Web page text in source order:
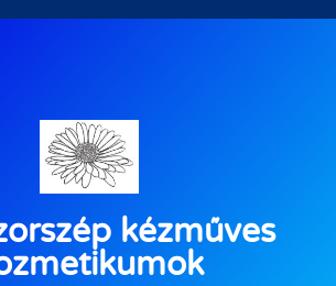
kézműves